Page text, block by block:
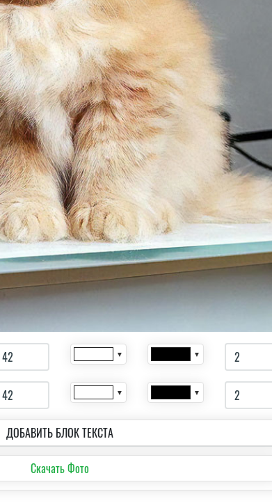
▼ ▼
▼ ▼
ДОБАВИТЬ БЛОК ТЕКСТА
Скачать Фото